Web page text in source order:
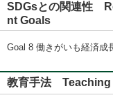
SDGsとの関連性
nt Goals
Goal 8 働きがいも経済成
教育手法 Teaching